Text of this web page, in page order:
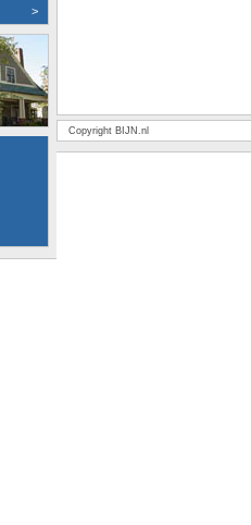
>
Copyright BIJN.nl